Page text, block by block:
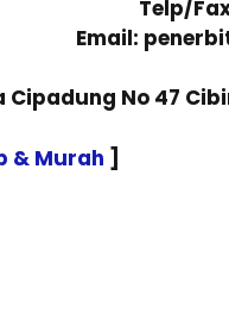
Telp/
Email:
Cipadung No 47
& Murah ]